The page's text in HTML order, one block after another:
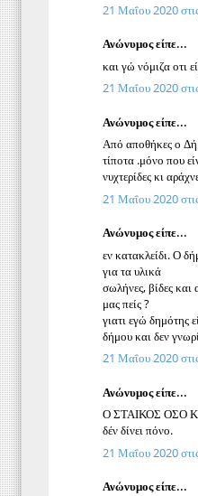
21 Μαΐου 2020
Ανώνυμος είπε...
και γώ νόμιζα οτι
21 Μαΐου 2020
Ανώνυμος είπε...
Από αποθήκες ο
τίποτα .μόνο που
νυχτερίδες κι
21 Μαΐου 2020
Ανώνυμος είπε...
εν κατακλείδι. Ο
για τα υλικά
σωλήνες, βίδες και
μας πείς ?
γιατι εγώ δημότης
δήμου και δεν
21 Μαΐου 2020
Ανώνυμος είπε...
Ο ΣΤΑΙΚΟΣ ΟΣΟ
δέν δίνει πόνο.
21 Μαΐου 2020
Ανώνυμος είπε...